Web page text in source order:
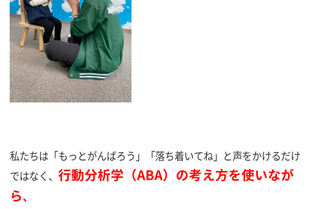
私たちは「もっとがんばろう」「落ち着いてね」と声をかけるだけ
ではなく、 行動分析学（ABA）の考え方を使いなが
ら、